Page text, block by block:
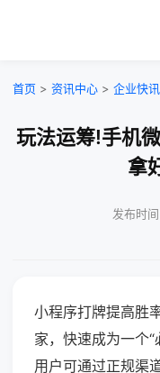
首页 > 资讯中心 > 企业快讯
玩法运筹!手机
拿
发布时
小程序打牌提高胜
家，快速成为一个
用户可通过正规渠